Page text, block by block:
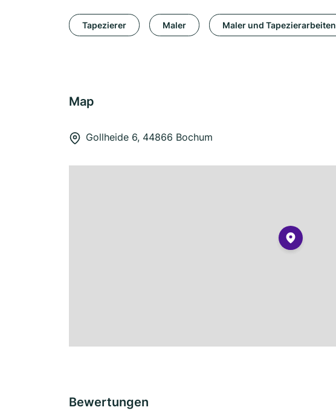
Tapezierer Maler Maler und Tapezierarbeiten
Map
Gollheide 6, 44866 Bochum
Bewertungen